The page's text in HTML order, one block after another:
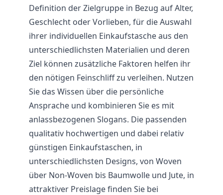
Definition der Zielgruppe in Bezug auf Alter,
Geschlecht oder Vorlieben, für die Auswahl
ihrer individuellen Einkaufstasche aus den
unterschiedlichsten Materialien und deren
Ziel können zusätzliche Faktoren helfen ihr
den nötigen Feinschliff zu verleihen. Nutzen
Sie das Wissen über die persönliche
Ansprache und kombinieren Sie es mit
anlassbezogenen Slogans. Die passenden
qualitativ hochwertigen und dabei relativ
günstigen Einkaufstaschen, in
unterschiedlichsten Designs, von Woven
über Non-Woven bis Baumwolle und Jute, in
attraktiver Preislage finden Sie bei